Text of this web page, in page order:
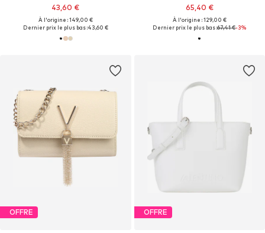
43,60 €
À l'origine : 149,00 €
Dernier prix le plus bas :43,60 €
65,40 €
À l'origine : 129,00 €
Dernier prix le plus bas :67,41 €-3%
OFFRE OFFRE